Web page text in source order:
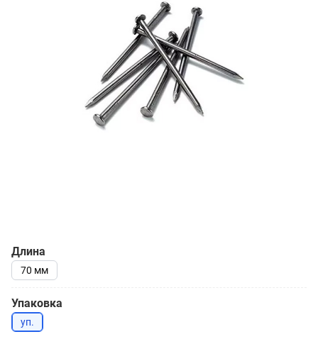
Длина
70 мм
Упаковка
уп.